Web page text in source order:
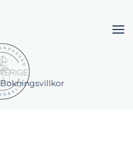
Bokningsvillkor